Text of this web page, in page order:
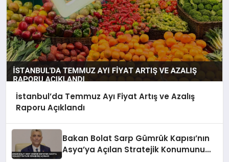
İstanbul’da Temmuz Ayı Fiyat Artış ve Azalış
Raporu Açıklandı
Bakan Bolat Sarp Gümrük Kapısı’nın
Asya’ya Açılan Stratejik Konumunu